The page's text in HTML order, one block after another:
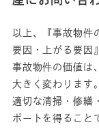
以上、『事故物件
要因・上がる要因
事故物件の価値は
大きく変わります。
適切な清掃・修繕
ポートを得ること